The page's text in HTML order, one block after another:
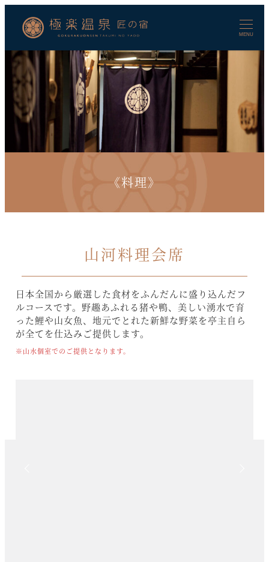
コ
ン
テ
ン
MENU
《料理》
山河料理会席
日本全国から厳選した食材をふんだんに盛り込んだフ
ルコースです。野趣あふれる猪や鴨、美しい湧水で育
った鯉や山女魚、地元でとれた新鮮な野菜を亭主自ら
が全てを仕込みご提供します。
※山水個室でのご提供となります。